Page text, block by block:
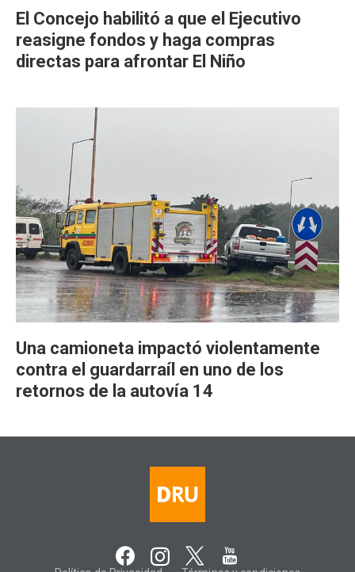
El Concejo habilitó a que el Ejecutivo
reasigne fondos y haga compras
directas para afrontar El Niño
Una camioneta impactó violentamente
contra el guardarraíl en uno de los
retornos de la autovía 14